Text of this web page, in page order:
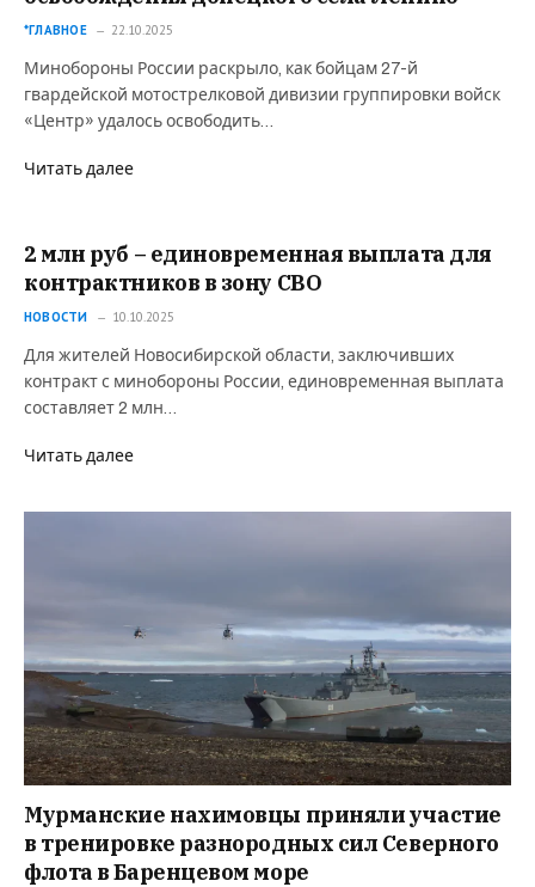
*ГЛАВНОЕ 22.10.2025
Минобороны России раскрыло, как бойцам 27-й
гвардейской мотострелковой дивизии группировки войск
«Центр» удалось освободить…
Читать далее
2 млн руб – единовременная выплата для
контрактников в зону СВО
НОВОСТИ 10.10.2025
Для жителей Новосибирской области, заключивших
контракт с минобороны России, единовременная выплата
составляет 2 млн…
Читать далее
Мурманские нахимовцы приняли участие
в тренировке разнородных сил Северного
флота в Баренцевом море